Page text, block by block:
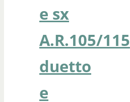
e sx
A.R.105/115
duetto
e